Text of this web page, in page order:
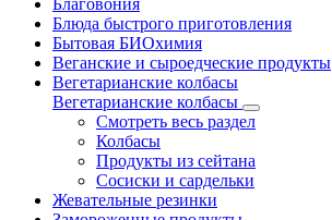
Благовония
Блюда быстрого приготовления
Бытовая БИОхимия
Веганские и сыроедческие продукты
Вегетарианские колбасы
Вегетарианские колбасы
Смотреть весь раздел
Колбасы
Продукты из сейтана
Сосиски и сардельки
Жевательные резинки